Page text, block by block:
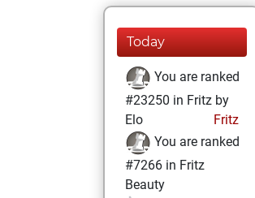
Today
You are ranked
#23250 in Fritz by
Elo
Fritz
You are ranked
#7266 in Fritz
Beauty